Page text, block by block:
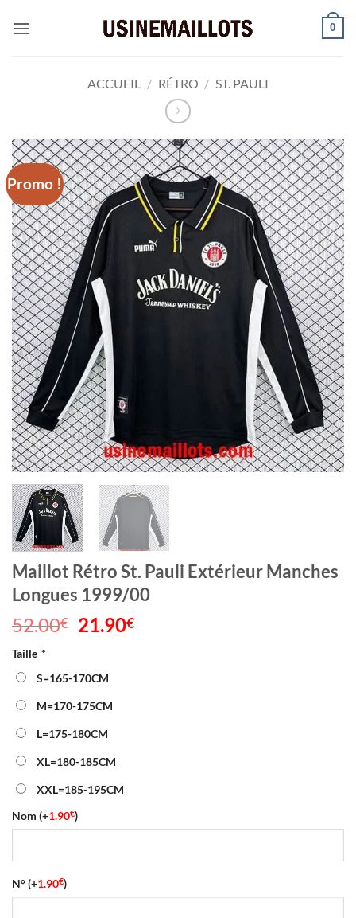
0
ACCUEIL / RÉTRO / ST. PAULI
Promo !
Maillot Rétro St. Pauli Extérieur Manches
Longues 1999/00
52.00€ Le
était :
52.00€.
21.90€
Taille *
S=165-170CM
M=170-175CM
L=175-180CM
XL=180-185CM
XXL=185-195CM
Nom (+1.90€)
N°(+1.90€)